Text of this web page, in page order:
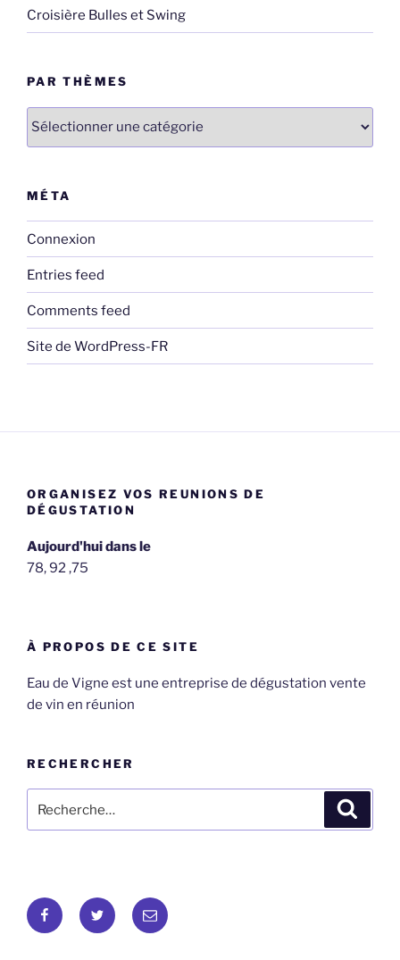
Croisière Bulles et Swing
PAR THÈMES
par
MÉTA
Connexion
Entries feed
Comments feed
Site de WordPress-FR
ORGANISEZ VOS REUNIONS DE
DÉGUSTATION
Aujourd'hui dans le
78, 92 ,75
À PROPOS DE CE SITE
Eau de Vigne est une entreprise de dégustation vente
de vin en réunion
RECHERCHER
pour
Eau
de
Romain
Miller
E-
mail